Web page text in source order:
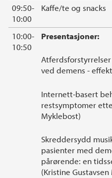
09:50-
10:00
Kaffe/te og snacks
10:00-
10:50
Presentasjoner:
ved demens -
Internett-basert
restsymptomer
Myklebost)
Skreddersydd
pasienter med
pårørende: en
(Kristine Gustavsen